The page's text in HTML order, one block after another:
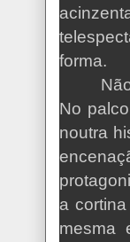
forma.
No
noutra
a
mesma